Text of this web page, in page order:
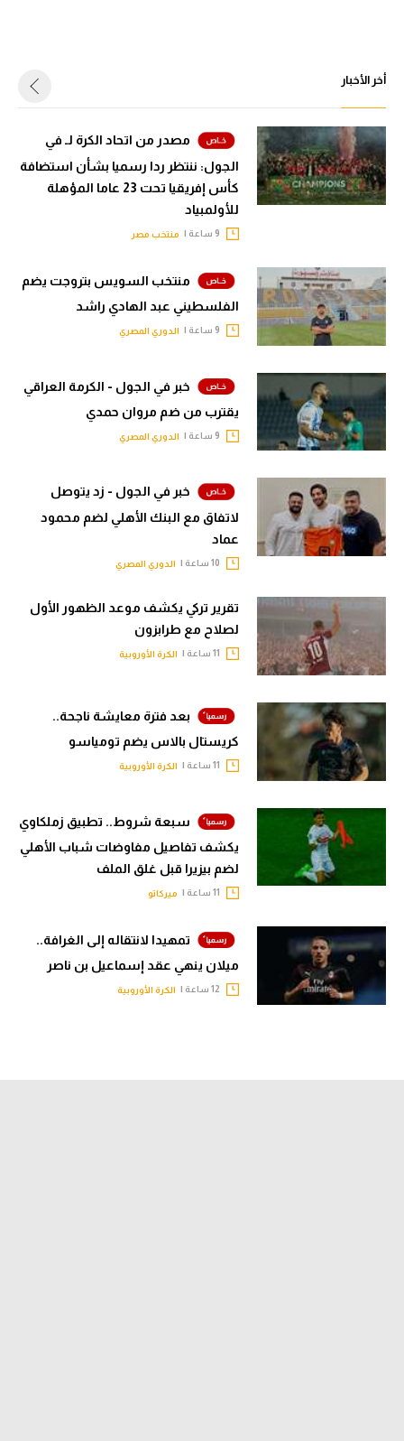
أخر الأخبار
مصدر من اتحاد الكرة لـ في
الجول: ننتظر ردا رسميا بشأن استضافة
كأس إفريقيا تحت 23 عاما المؤهلة
للأولمبياد
منتخب مصر
منتخب السويس بتروجت يضم
الفلسطيني عبد الهادي راشد
الدوري المصري
خبر في الجول - الكرمة العراقي
يقترب من ضم مروان حمدي
الدوري المصري
خبر في الجول - زد يتوصل
لاتفاق مع البنك الأهلي لضم محمود
عماد
الدوري المصري
تقرير تركي يكشف موعد الظهور الأول
لصلاح مع طرابزون
الكرة الأوروبية
بعد فترة معايشة ناجحة..
كريستال بالاس يضم تومياسو
الكرة الأوروبية
سبعة شروط.. تطبيق زملكاوي
يكشف تفاصيل مفاوضات شباب الأهلي
لضم بيزيرا قبل غلق الملف
ميركاتو
تمهيدا لانتقاله إلى الغرافة..
ميلان ينهي عقد إسماعيل بن ناصر
الكرة الأوروبية